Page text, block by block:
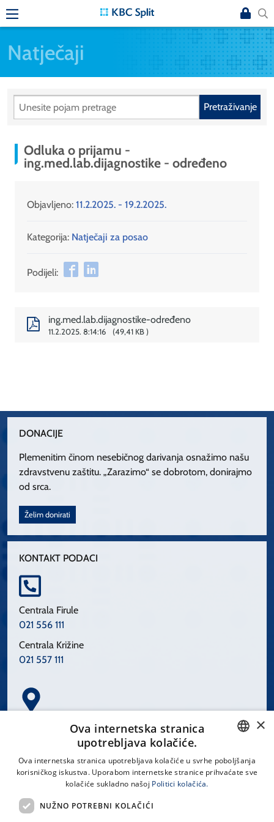
Natječaji
Pretraživanje
Odluka o prijamu -
ing.med.lab.dijagnostike - određeno
Objavljeno: 11.2.2025. - 19.2.2025.
Kategorija: Natječaji za posao
Podijeli:
ing.med.lab.dijagnostike-određeno
11.2.2025. 8:14:16 49,41 KB
DONACIJE
Plemenitim činom nesebičnog darivanja osnažimo našu
zdravstvenu zaštitu. „Zarazimo“ se dobrotom, donirajmo
od srca.
Želim donirati
KONTAKT PODACI
Centrala Firule
021 556 111
Centrala Križine
021 557 111
Spinčićeva 1, 21000 Split
CROATIAN
×
Ova internetska stranica
upotrebljava kolačiće.
Ova internetska stranica upotrebljava kolačiće u svrhe poboljšanja
korisničkog iskustva. Uporabom internetske stranice prihvaćate sve
kolačiće sukladno našoj Politici kolačića.
NUŽNO POTREBNI KOLAČIĆI